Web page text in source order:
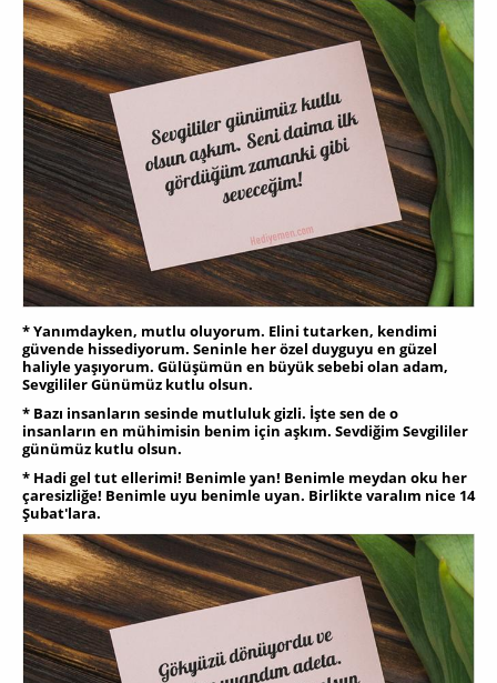
* Yanımdayken, mutlu oluyorum. Elini tutarken, kendimi
güvende hissediyorum. Seninle her özel duyguyu en güzel
haliyle yaşıyorum. Gülüşümün en büyük sebebi olan adam,
Sevgililer Günümüz kutlu olsun.
* Bazı insanların sesinde mutluluk gizli. İşte sen de o
insanların en mühimisin benim için aşkım. Sevdiğim Sevgililer
günümüz kutlu olsun.
* Hadi gel tut ellerimi! Benimle yan! Benimle meydan oku her
çaresizliğe! Benimle uyu benimle uyan. Birlikte varalım nice 14
Şubat'lara.